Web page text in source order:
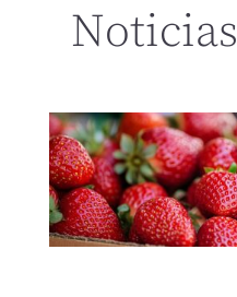
Noticias